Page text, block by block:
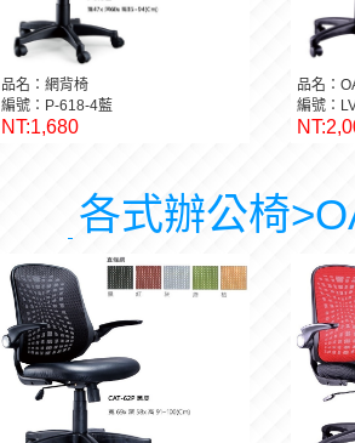
品名：網背椅
編號：P-618-4藍
NT:1,680
品名：
編號：
各式辦公椅